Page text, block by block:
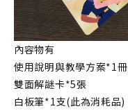
內容物有
使用說明與教學方案*1冊
雙面解謎卡*5張
白板筆*1支(此為消耗品)